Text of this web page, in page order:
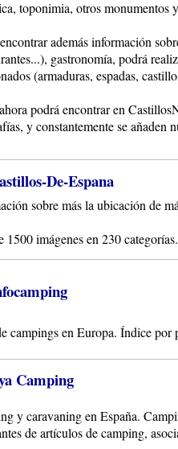
toponimia, otros monumentos
además información
gastronomía, podrá
(armaduras, espadas,
podrá encontrar en
y constantemente se añaden
De-Espana
sobre más la ubicación de
1500 imágenes en 230 categorías.
campings en Europa. Índice por
Camping
y caravaning en España.
de artículos de camping,